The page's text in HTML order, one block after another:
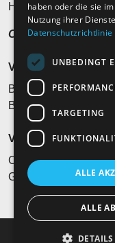
Heast as nit, wia die
Ohren auf und
Veranstaltungsort
Burg Abenberg
Burgstr. 16, 91183
Veranstalter*in
Concertbüro
GmbH, 90443
haben oder die sie
Nutzung ihrer
Datenschutzrichtlinie
UNBEDINGT
TARGETING
ALLE
ALLE